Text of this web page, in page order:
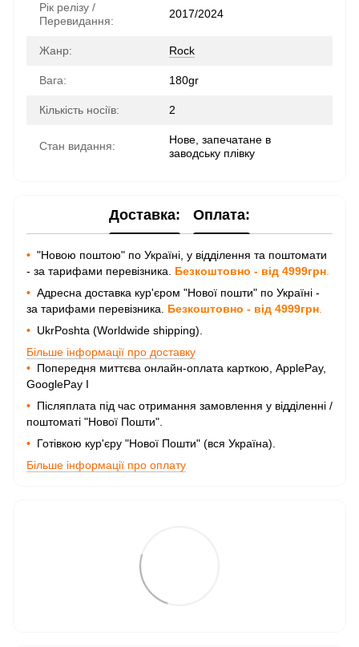
Рік релізу /
Перевидання:
2017/2024
Жанр: Rock
Вага: 180gr
Кількість носіїв: 2
Стан видання:
Нове, запечатане в
заводську плівку
Доставка: Оплата:
• "Новою поштою" по Україні, у відділення та поштомати
- за тарифами перевізника. Безкоштовно - від 4999грн
• Адресна доставка кур'єром "Нової пошти" по Україні -
за тарифами перевізника. Безкоштовно - від 4999грн
• UkrPoshta (Worldwide shipping).
Більше інформації про доставку
• Попередня миттєва онлайн-оплата карткою, ApplePay,
GooglePay I
• Післяплата під час отримання замовлення у відділенні /
поштоматі "Нової Пошти".
• Готівкою кур'єру "Нової Пошти" (вся Україна).
Більше інформації про оплату